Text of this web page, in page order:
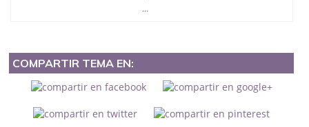
...
COMPARTIR TEMA EN: